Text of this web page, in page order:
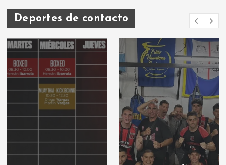
Deportes de contacto
Deportes de
contacto: